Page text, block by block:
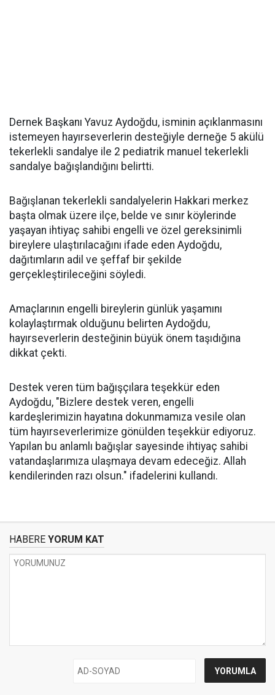
Dernek Başkanı Yavuz Aydoğdu, isminin açıklanmasını
istemeyen hayırseverlerin desteğiyle derneğe 5 akülü
tekerlekli sandalye ile 2 pediatrik manuel tekerlekli
sandalye bağışlandığını belirtti.
Bağışlanan tekerlekli sandalyelerin Hakkari merkez
başta olmak üzere ilçe, belde ve sınır köylerinde
yaşayan ihtiyaç sahibi engelli ve özel gereksinimli
bireylere ulaştırılacağını ifade eden Aydoğdu,
dağıtımların adil ve şeffaf bir şekilde
gerçekleştirileceğini söyledi.
Amaçlarının engelli bireylerin günlük yaşamını
kolaylaştırmak olduğunu belirten Aydoğdu,
hayırseverlerin desteğinin büyük önem taşıdığına
dikkat çekti.
Destek veren tüm bağışçılara teşekkür eden
Aydoğdu, "Bizlere destek veren, engelli
kardeşlerimizin hayatına dokunmamıza vesile olan
tüm hayırseverlerimize gönülden teşekkür ediyoruz.
Yapılan bu anlamlı bağışlar sayesinde ihtiyaç sahibi
vatandaşlarımıza ulaşmaya devam edeceğiz. Allah
kendilerinden razı olsun." ifadelerini kullandı.
HABERE YORUM KAT